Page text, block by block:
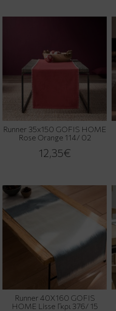
Runner 35x150 GOFIS HOME
Rose Orange 114/ 02
12,35€
Runner 40X160 GOFIS
HOME Lisse Γκρι 376/ 15